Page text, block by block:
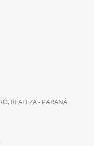
REALEZA - PARANÁ